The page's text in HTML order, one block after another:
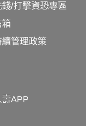
錢/打擊資恐專區
箱
續管理政策
APP